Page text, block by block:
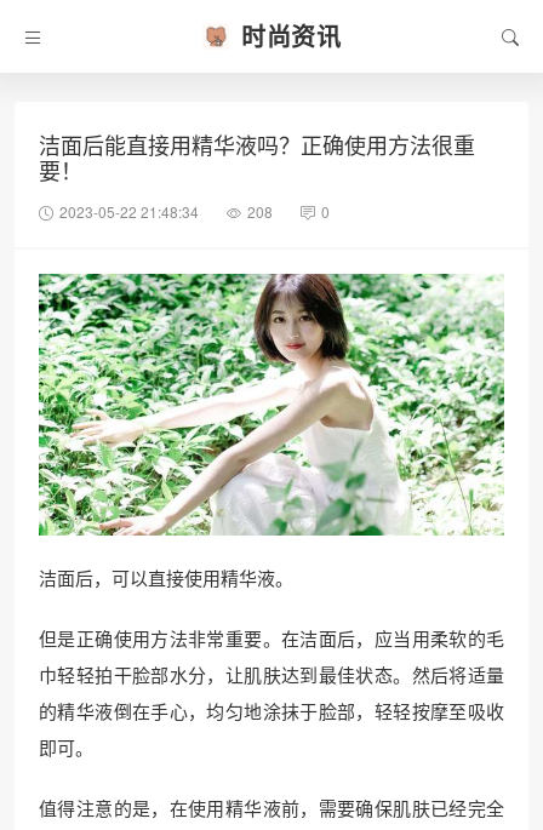
时尚资讯
洁面后能直接用精华液吗？正确使用方法很重
要！
2023-05-22 21:48:34 208 0
洁面后，可以直接使用精华液。
但是正确使用方法非常重要。在洁面后，应当用柔软的毛
巾轻轻拍干脸部水分，让肌肤达到最佳状态。然后将适量
的精华液倒在手心，均匀地涂抹于脸部，轻轻按摩至吸收
即可。
值得注意的是，在使用精华液前，需要确保肌肤已经完全